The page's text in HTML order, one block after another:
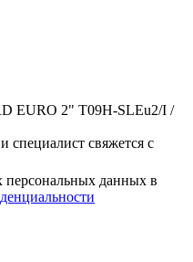
EURO 2" T09H-SLEu2/I /
специалист свяжется с
персональных данных в